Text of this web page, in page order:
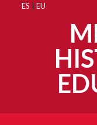
ES EU